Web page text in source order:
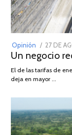
Opinión
POSTED
ON
27 DE
Un negocio
El de las tarifas de
deja en mayor …